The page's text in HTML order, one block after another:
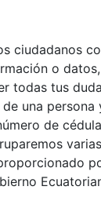
ciudadanos
o
todas tus
una persona
de